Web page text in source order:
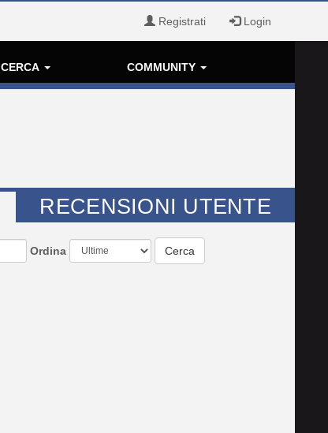
Registrati Login
CERCA COMMUNITY
RECENSIONI UTENTE
Ordina Cerca